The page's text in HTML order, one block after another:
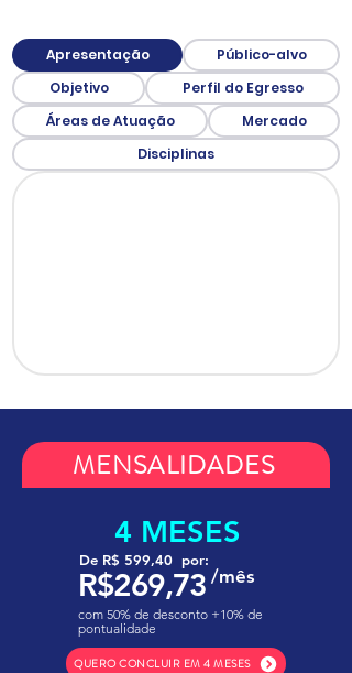
Apresentação
Público-alvo
Objetivo
Perfil do Egresso
Áreas de Atuação
Mercado
Disciplinas
MENSALIDADES
4 MESES
De R$ 599,40 por:
R$269,73 /mês
com 50% de desconto +10% de
pontualidade
QUERO CONCLUIR EM 4 MESES